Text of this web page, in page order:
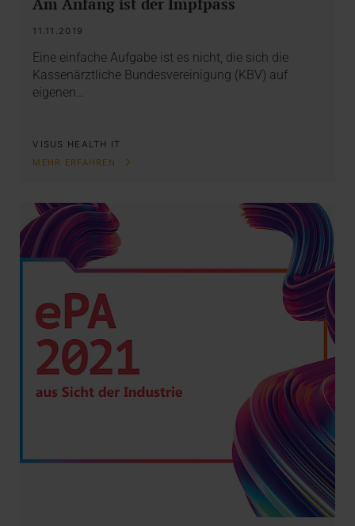
11.11.2019
Eine einfache Aufgabe ist es nicht, die sich die
Kassenärztliche Bundesvereinigung (KBV) auf
eigenen…
VISUS HEALTH IT
MEHR ERFAHREN